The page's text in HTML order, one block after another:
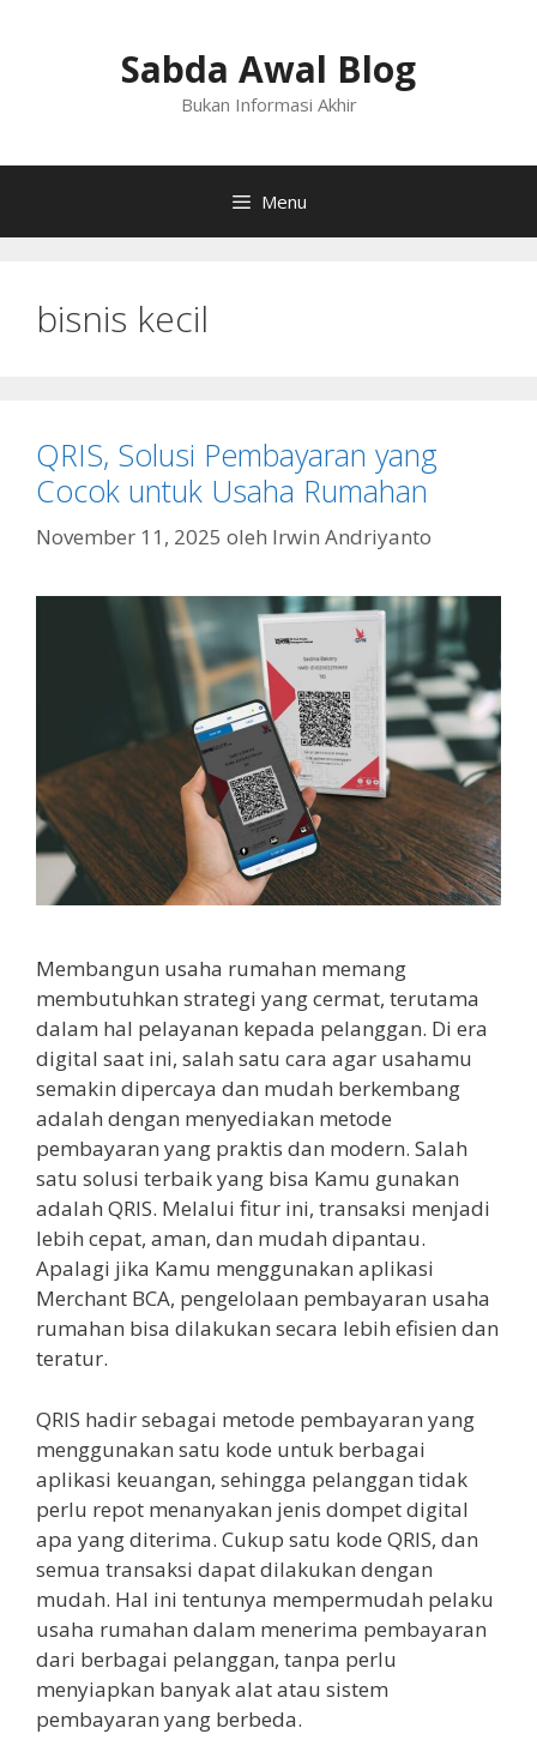
Sabda Awal Blog
Bukan Informasi Akhir
Menu
bisnis kecil
QRIS, Solusi Pembayaran yang
Cocok untuk Usaha Rumahan
November 11, 2025 oleh Irwin Andriyanto
Membangun usaha rumahan memang
membutuhkan strategi yang cermat, terutama
dalam hal pelayanan kepada pelanggan. Di era
digital saat ini, salah satu cara agar usahamu
semakin dipercaya dan mudah berkembang
adalah dengan menyediakan metode
pembayaran yang praktis dan modern. Salah
satu solusi terbaik yang bisa Kamu gunakan
adalah QRIS. Melalui fitur ini, transaksi menjadi
lebih cepat, aman, dan mudah dipantau.
Apalagi jika Kamu menggunakan aplikasi
Merchant BCA, pengelolaan pembayaran usaha
rumahan bisa dilakukan secara lebih efisien dan
teratur.
QRIS hadir sebagai metode pembayaran yang
menggunakan satu kode untuk berbagai
aplikasi keuangan, sehingga pelanggan tidak
perlu repot menanyakan jenis dompet digital
apa yang diterima. Cukup satu kode QRIS, dan
semua transaksi dapat dilakukan dengan
mudah. Hal ini tentunya mempermudah pelaku
usaha rumahan dalam menerima pembayaran
dari berbagai pelanggan, tanpa perlu
menyiapkan banyak alat atau sistem
pembayaran yang berbeda.